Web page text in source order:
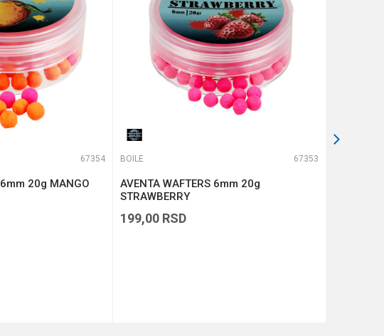
67354
6mm 20g MANGO
BOILE 67353
AVENTA WAFTERS 6mm 20g
STRAWBERRY
199,00 RSD